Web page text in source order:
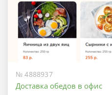
№ 4888937
Доставка обедов в офис